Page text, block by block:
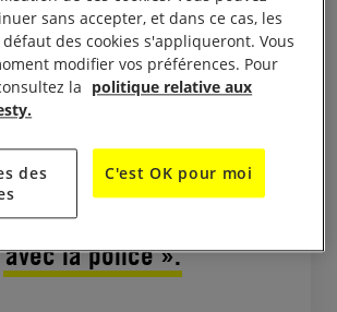
avant de brandir une
et un couteau. « Moi,
pas pris le poison »,
qui a pu fuir avec
Traumatisé, il n’a pas
« J’ai trop peur de
retourner sur les lieux
avec la police ».
sans accepter, et dans ce cas, les
des cookies s'appliqueront. Vous
modifier vos préférences. Pour
la politique relative aux
des
C'est OK pour moi